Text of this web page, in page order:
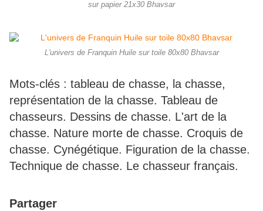
sur papier 21x30 Bhavsar
L'univers de Franquin Huile sur toile 80x80 Bhavsar
Mots-clés : tableau de chasse, la chasse,
représentation de la chasse. Tableau de
chasseurs. Dessins de chasse. L'art de la
chasse. Nature morte de chasse. Croquis de
chasse. Cynégétique. Figuration de la chasse.
Technique de chasse. Le chasseur français.
Partager